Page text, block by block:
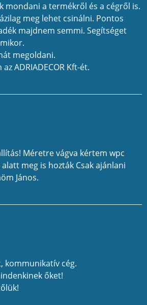
mondani a termékről és a cégről is.
meg lehet csinálni. Pontos
majdnem semmi. Segítséget
megoldani.
ADRIADECOR Kft-ét.
Méretre vágva kértem wpc
meg is hozták Csak ajánlani
János.
kommunikatív cég.
őket!